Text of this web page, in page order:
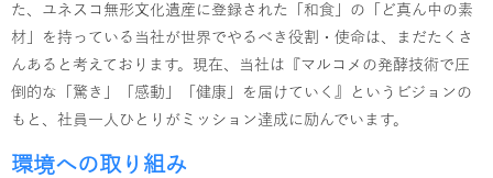
た、ユネスコ無形文化遺産に登録された「和食」の「ど真ん中の素
材」を持っている当社が世界でやるべき役割・使命は、まだたくさ
んあると考えております。現在、当社は『マルコメの発酵技術で圧
倒的な「驚き」「感動」「健康」を届けていく』というビジョンの
もと、社員一人ひとりがミッション達成に励んでいます。
環境への取り組み